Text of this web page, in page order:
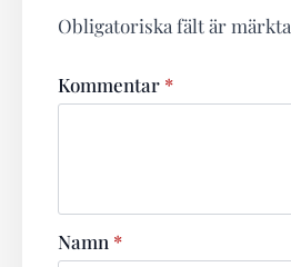
Obligatoriska fält är märkta
Kommentar *
Namn *